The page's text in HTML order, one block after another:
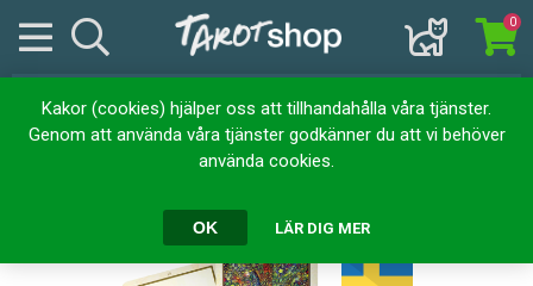
Kakor (cookies) hjälper oss att tillhandahålla våra tjänster.
Genom att använda våra tjänster godkänner du att vi behöver
använda cookies.
OK LÄR DIG MER
0
Hem Kortlekar Gaia orakelkort
Gaia orakelkort